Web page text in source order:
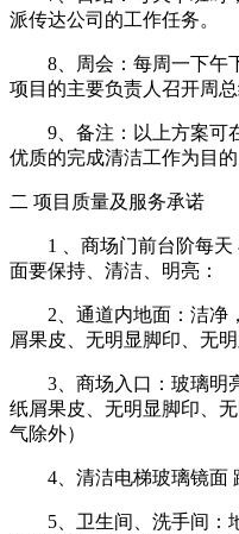
派传达公司的工作任务。
8、周会：每周一下午
项目的主要负责人召开周总
9、备注：以上方案可
优质的完成清洁工作为目的
二 项目质量及服务承诺
1 、商场门前台阶每天
面要保持、清洁、明亮：
2、通道内地面：洁净
屑果皮、无明显脚印、无
3、商场入口：玻璃明
纸屑果皮、无明显脚印、
气除外）
4、清洁电梯玻璃镜面
5、卫生间、洗手间：